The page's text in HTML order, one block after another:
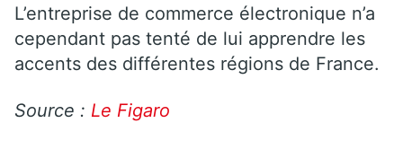
L’entreprise de commerce électronique n’a
cependant pas tenté de lui apprendre les
accents des différentes régions de France.
Source : Le Figaro